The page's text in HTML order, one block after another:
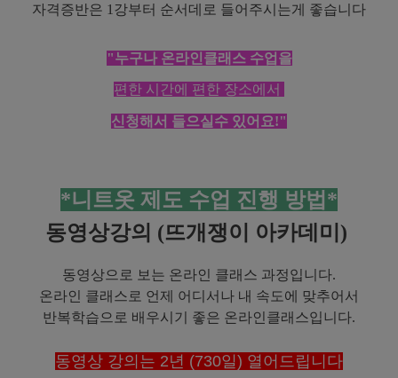
자격증반은 1강부터 순서데로 들어주시는게 좋습니다
"누구나 온라인클래스 수업을
편한 시간에 편한 장소에서
신청해서 들으실수 있어요!"
*니트옷 제도 수업 진행 방법*
동영상강의 (뜨개쟁이 아카데미)
동영상으로 보는 온라인 클래스 과정입니다.
온라인 클래스로 언제 어디서나 내 속도에 맞추어서
반복학습으로 배우시기 좋은 온라인클래스입니다.
동영상 강의는 2년 (730일) 열어드립니다